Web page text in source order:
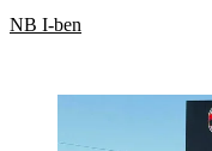
NB I-ben